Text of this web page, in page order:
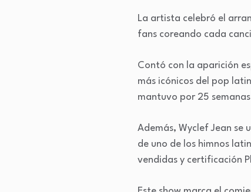
La artista celebró el
fans coreando cada
Contó con la aparición
más icónicos del pop
mantuvo por 25
Además, Wyclef Jean se
de uno de los himnos
vendidas y certificación